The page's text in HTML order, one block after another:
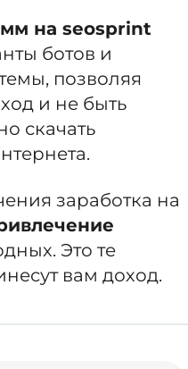
на seosprint
ботов и
позволяя
и не быть
скачать
заработка на
Это те
вам доход.